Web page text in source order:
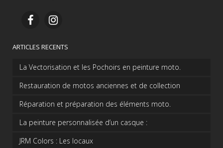
ARTICLES RECENTS
La Vectorisation et les Pochoirs en peinture moto.
Restauration de motos anciennes et de collection
Réparation et préparation des éléments moto.
La peinture personnalisée d’un casque :
JRM Colors : Les locaux